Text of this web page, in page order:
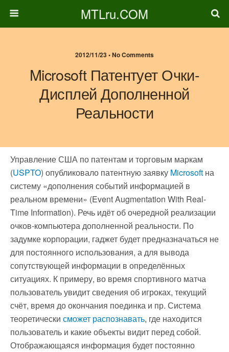
MTLru.COM
2012/11/23 • No Comments
Microsoft Патентует Очки-
Дисплей Дополненной
Реальности
Управление США по патентам и торговым маркам
(USPTO) опубликовало патентную заявку Microsoft на
систему «дополнения событий информацией в
реальном времени» (Event Augmentation With Real-
Time Information). Речь идёт об очередной реализации
очков-компьютера дополненной реальности. По
задумке корпорации, гаджет будет предназначаться не
для постоянного использования, а для вывода
сопутствующей информации в определённых
ситуациях. К примеру, во время спортивного матча
пользователь увидит сведения об игроках, текущий
счёт, время до окончания поединка и пр. Система
теоретически сможет распознавать, где находится
пользователь и какие объекты видит перед собой.
Отображающаяся информация будет постоянно